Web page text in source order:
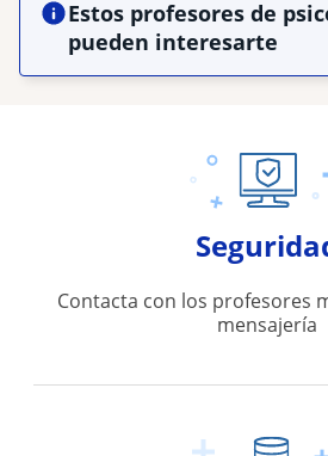
Estos profesores de
pueden interesarte
Contacta con los profesores
mensajería